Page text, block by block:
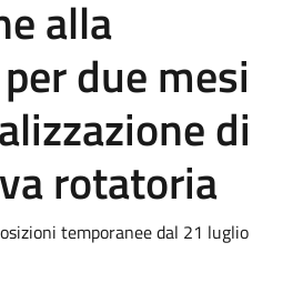
alla
due mesi
di
rotatoria
temporanee dal 21 luglio